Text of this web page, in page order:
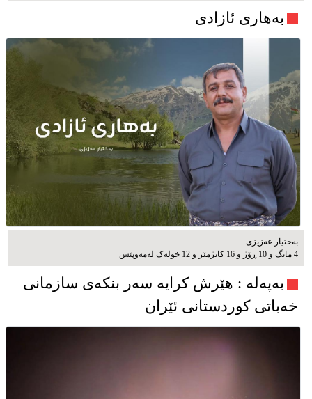
بەهاری ئازادی
بەختیار عەزیزی
4 مانگ و 10 ڕۆژ و 16 کاتژمێر و 12 خوله‌ک له‌مه‌وپێش‌
به‌په‌له‌ : هێرش کرایە سەر بنکەی سازمانی
خەباتی کوردستانی ئێران